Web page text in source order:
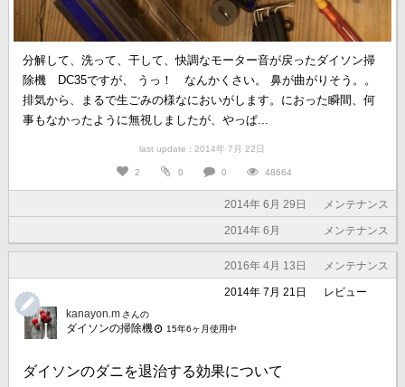
分解して、洗って、干して、快調なモーター音が戻ったダイソン掃
除機 DC35ですが、 うっ！ なんかくさい。 鼻が曲がりそう。。
排気から、まるで生ごみの様なにおいがします。におった瞬間、何
事もなかったように無視しましたが、やっぱ...
last update : 2014年 7月 22日
2 0 0 48664
2014年 6月 29日 メンテナンス
2014年 6月 メンテナンス
2016年 4月 13日 メンテナンス
2014年 7月 21日
レビュー
kanayon.m さんの
ダイソンの掃除機 15年6ヶ月使用中
ダイソンのダニを退治する効果について